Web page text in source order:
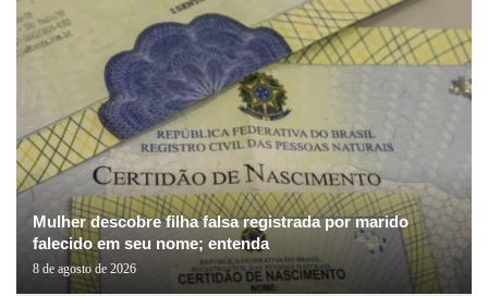
Mulher descobre filha falsa registrada por marido
falecido em seu nome; entenda
8 de agosto de 2026